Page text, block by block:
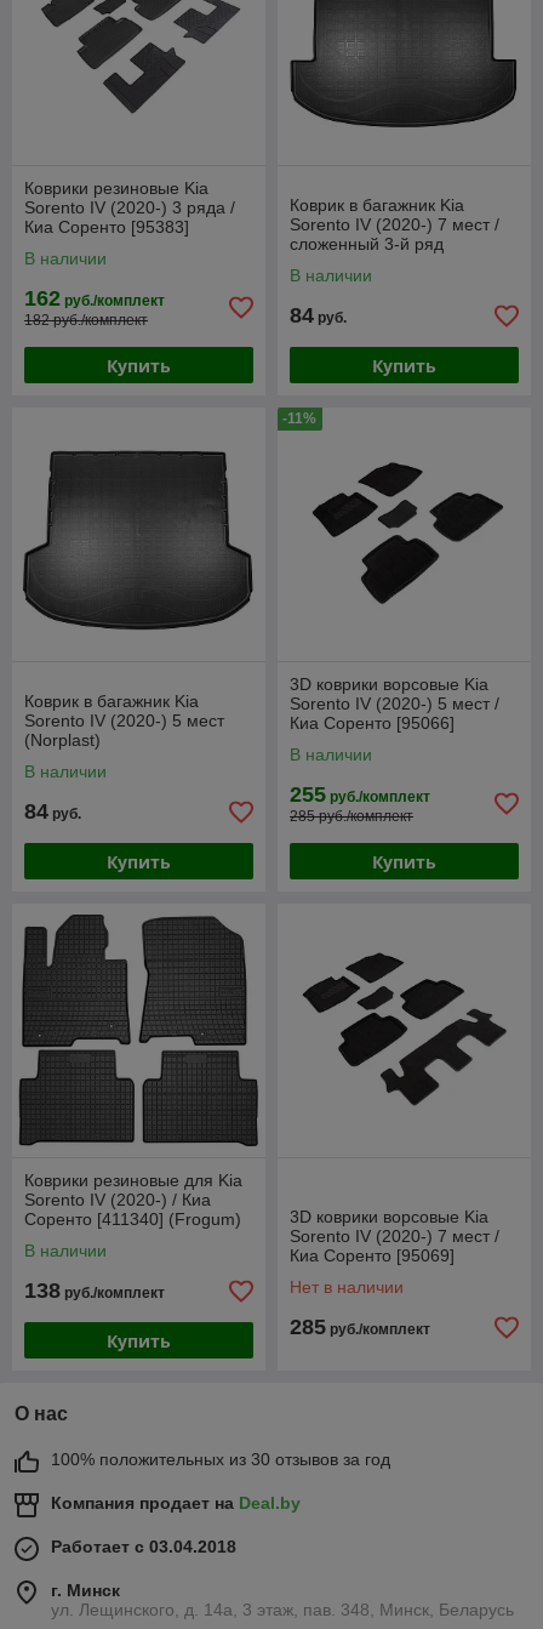
Коврики резиновые Kia
Sorento IV (2020-) 3 ряда /
Киа Соренто [95383]
В наличии
162 руб./комплект
182 руб./комплект
Купить
Коврик в багажник Kia
Sorento IV (2020-) 7 мест /
сложенный 3-й ряд
В наличии
84 руб.
Купить
Коврик в багажник Kia
Sorento IV (2020-) 5 мест
(Norplast)
В наличии
84 руб.
Купить
-11%
3D коврики ворсовые Kia
Sorento IV (2020-) 5 мест /
Киа Соренто [95066]
В наличии
255 руб./комплект
285 руб./комплект
Купить
Коврики резиновые для Kia
Sorento IV (2020-) / Киа
Соренто [411340] (Frogum)
В наличии
138 руб./комплект
Купить
3D коврики ворсовые Kia
Sorento IV (2020-) 7 мест /
Киа Соренто [95069]
Нет в наличии
285 руб./комплект
О нас
100% положительных из 30 отзывов за год
Компания продает на Deal.by
Работает с 03.04.2018
г. Минск
ул. Лещинского, д. 14а, 3 этаж, пав. 348, Минск, Беларусь